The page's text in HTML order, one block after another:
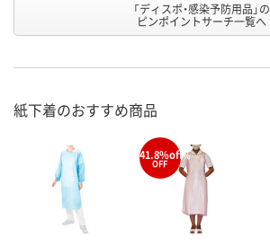
「ディスポ・感染予防用品」の
ピンポイントサーチ一覧へ
紙下着のおすすめ商品
41.8%off%
OFF